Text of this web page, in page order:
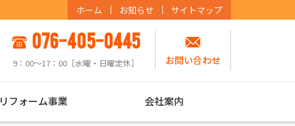
ホーム お知らせ サイトマップ
076-405-0445
9：00〜17：00［水曜・日曜定休］ お問い合わせ
リフォーム事業 会社案内